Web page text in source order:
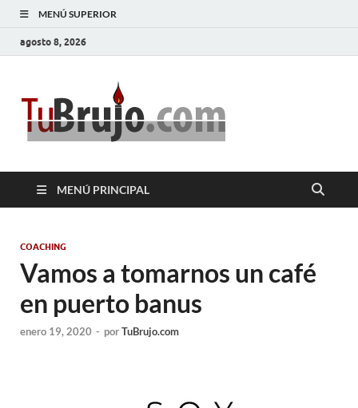
MENÚ SUPERIOR
agosto 8, 2026
MENÚ PRINCIPAL
COACHING
Vamos a tomarnos un café
en puerto banus
enero 19, 2020 - porTuBrujo.com